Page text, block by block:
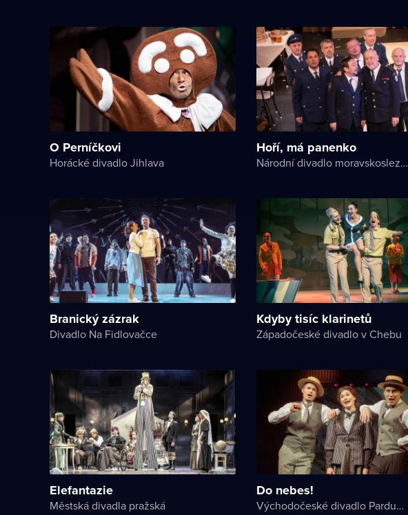
O Perníčkovi
Horácké divadlo Jihlava
Hoří, má panenko
Národní divadlo moravskoslezské
Branický zázrak
Divadlo Na Fidlovačce
Kdyby tisíc klarinetů
Západočeské divadlo v Chebu
Elefantazie
Městská divadla pražská
Do nebes!
Východočeské divadlo Pardubice